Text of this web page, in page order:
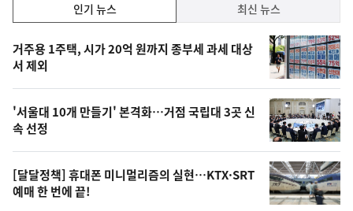
기,
최
신,
오
늘
의
영
상
인기 뉴스 최신 뉴스
기
뉴
스
거주용 1주택, 시가 20억 원까지 종부세 과세 대상
서 제외
'서울대 10개 만들기' 본격화…거점 국립대 3곳 신
속 선정
[달달정책] 휴대폰 미니멀리즘의 실현…KTX·SRT
예매 한 번에 끝!